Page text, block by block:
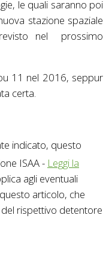
le quali saranno poi
stazione spaziale
nel prossimo
11 nel 2016, seppur
certa.
indicato, questo
ISAA - Leggi la
agli eventuali
articolo, che
rispettivo detentore